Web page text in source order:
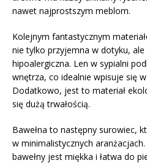
nawet najprostszym meblom.
Kolejnym fantastycznym
nie tylko przyjemna w dotyku,
hipoalergiczna. Len w sypialni
wnętrza, co idealnie wpisuje się
Dodatkowo, jest to materiał
się dużą trwałością.
Bawełna to następny surowiec,
w minimalistycznych aranżacjach.
bawełny jest miękka i łatwa do